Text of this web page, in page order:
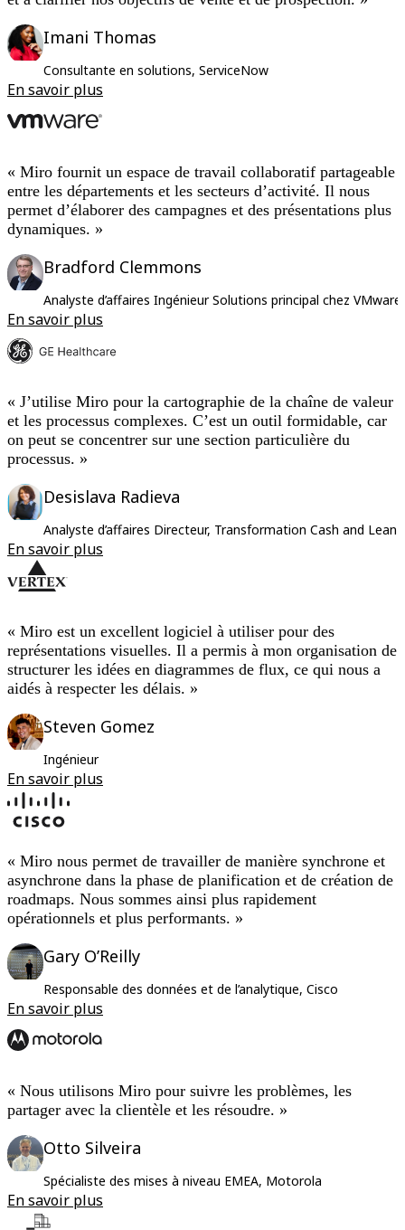
Imani Thomas
Consultante en solutions, ServiceNow
En savoir plus
« J’utilise Miro pour la cartographie de la chaîne de valeur
et les processus complexes. C’est un outil formidable, car
on peut se concentrer sur une section particulière du
processus. »
Desislava Radieva
Analyste d’affaires Directeur, Transformation Cash and Lean
En savoir plus
« Miro nous permet de travailler de manière synchrone et
asynchrone dans la phase de planification et de création de
roadmaps. Nous sommes ainsi plus rapidement
opérationnels et plus performants. »
Gary O’Reilly
Responsable des données et de l’analytique, Cisco
En savoir plus
« Miro fournit un espace de travail collaboratif partageable
entre les départements et les secteurs d’activité. Il nous
permet d’élaborer des campagnes et des présentations plus
dynamiques. »
Bradford Clemmons
Analyste d’affaires Ingénieur Solutions principal chez VMware
En savoir plus
« Miro est un excellent logiciel à utiliser pour des
représentations visuelles. Il a permis à mon organisation de
structurer les idées en diagrammes de flux, ce qui nous a
aidés à respecter les délais. »
Steven Gomez
Ingénieur
En savoir plus
« Nous utilisons Miro pour suivre les problèmes, les
partager avec la clientèle et les résoudre. »
Otto Silveira
Spécialiste des mises à niveau EMEA, Motorola
En savoir plus